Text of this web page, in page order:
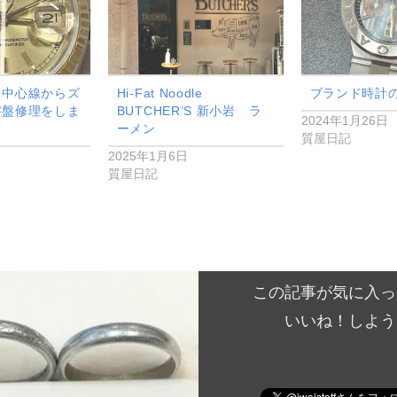
心線からズ
修理をしま
Hi-Fat Noodle
BUTCHER’S 新小岩 ラ
ーメン
2025年1月6日
質屋日記
ブランド時計
2024年1月26日
質屋日記
この記事が気に入
いいね！しよう